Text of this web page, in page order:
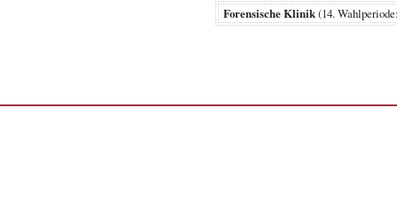
Forensische Klinik(14.